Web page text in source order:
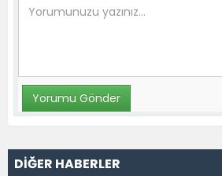
DİĞER HABERLER